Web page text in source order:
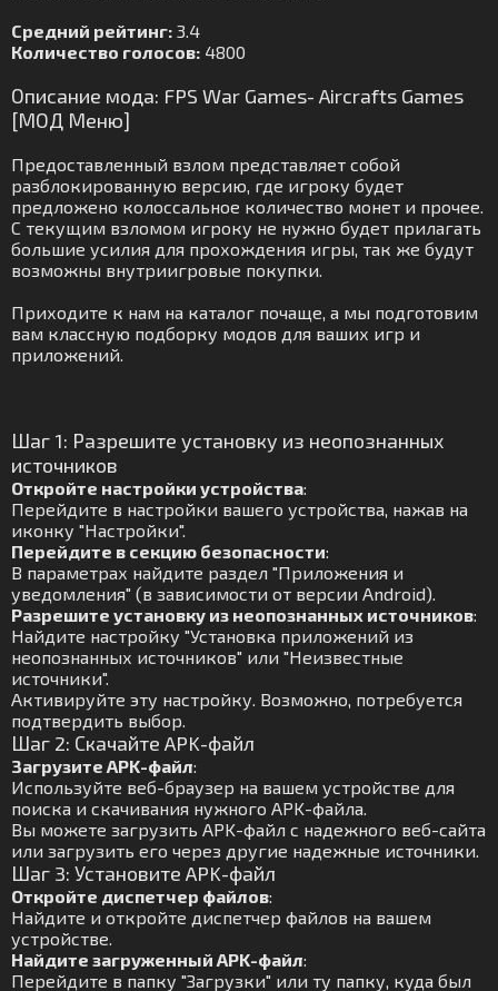
Средний рейтинг: 3.4
Количество голосов: 4800
Описание мода: FPS War Games- Aircrafts Games
[МОД Меню]
Предоставленный взлом представляет собой
разблокированную версию, где игроку будет
предложено колоссальное количество монет и прочее.
С текущим взломом игроку не нужно будет прилагать
большие усилия для прохождения игры, так же будут
возможны внутриигровые покупки.
Приходите к нам на каталог почаще, а мы подготовим
вам классную подборку модов для ваших игр и
приложений.
Шаг 1: Разрешите установку из неопознанных
источников
Откройте настройки устройства:
Перейдите в настройки вашего устройства, нажав на
иконку "Настройки".
Перейдите в секцию безопасности:
В параметрах найдите раздел "Приложения и
уведомления" (в зависимости от версии Android).
Разрешите установку из неопознанных источников:
Найдите настройку "Установка приложений из
неопознанных источников" или "Неизвестные
источники".
Активируйте эту настройку. Возможно, потребуется
подтвердить выбор.
Шаг 2: Скачайте APK-файл
Загрузите APK-файл:
Используйте веб-браузер на вашем устройстве для
поиска и скачивания нужного APK-файла.
Вы можете загрузить APK-файл с надежного веб-сайта
или загрузить его через другие надежные источники.
Шаг 3: Установите APK-файл
Откройте диспетчер файлов:
Найдите и откройте диспетчер файлов на вашем
устройстве.
Найдите загруженный APK-файл:
Перейдите в папку "Загрузки" или ту папку, куда был